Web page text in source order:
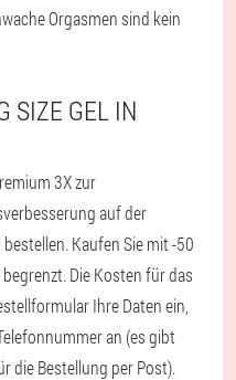
Orgasmen sind kein
SIZE GEL IN
3X zur
auf der
Kaufen Sie mit -50
Die Kosten für das
Ihre Daten ein,
an (es gibt
die Bestellung per Post).